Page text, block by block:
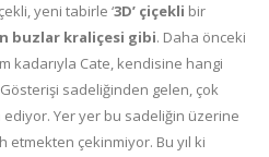
yeni tabirle ‘3D’ çiçekli bir
buzlar kraliçesi gibi. Daha önceki
kadarıyla Cate, kendisine hangi
Gösterişi sadeliğinden gelen, çok
Yer yer bu sadeliğin üzerine
etmekten çekinmiyor. Bu yıl ki